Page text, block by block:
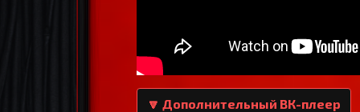
🔽 Дополнительный ВК-плеер